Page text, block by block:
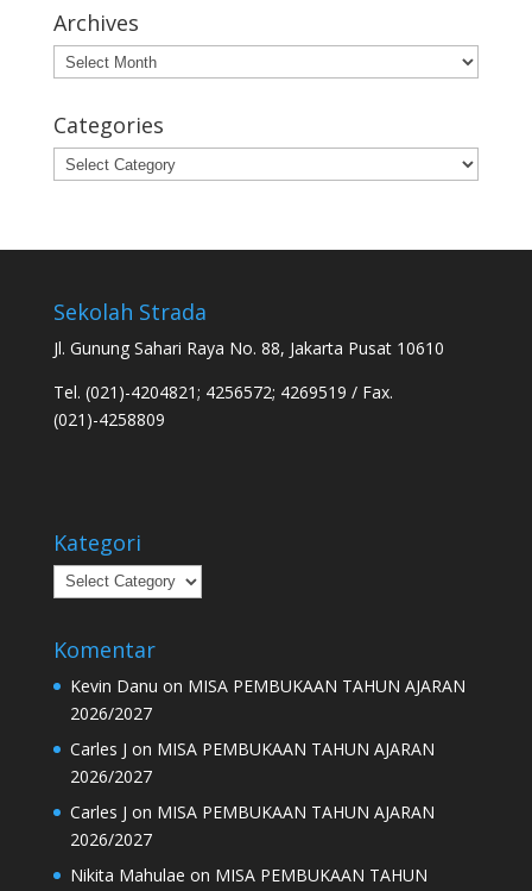
Archives
Archives
Categories
Categories
Sekolah Strada
Jl. Gunung Sahari Raya No. 88, Jakarta Pusat 10610
Tel. (021)-4204821; 4256572; 4269519 / Fax.
(021)-4258809
Kategori
Kategori
Komentar
Kevin Danu on MISA PEMBUKAAN TAHUN AJARAN
2026/2027
Carles J on MISA PEMBUKAAN TAHUN AJARAN
2026/2027
Carles J on MISA PEMBUKAAN TAHUN AJARAN
2026/2027
Nikita Mahulae on MISA PEMBUKAAN TAHUN